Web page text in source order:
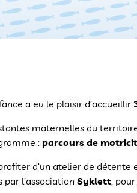
a eu le plaisir d’accueillir
maternelles du
: parcours de
d’un atelier de détente
l’association Syklett,